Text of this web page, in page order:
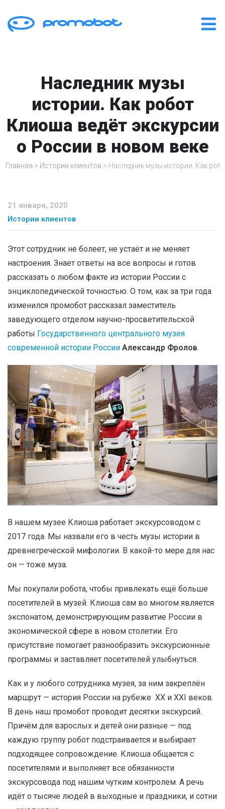
Наследник музы
истории. Как робот
Клиоша ведёт экскурсии
о России в новом веке
Главная > Истории клиентов > Наследник музы истории. Как
21 января, 2020
Истории клиентов
Этот сотрудник не болеет, не устаёт и не меняет
настроения. Знает ответы на все вопросы и готов
рассказать о любом факте из истории России с
энциклопедической точностью. О том, как за три года
изменился промобот рассказал заместитель
заведующего отделом научно-просветительской
работы Государственного центрального музея
современной истории России Александр Фролов.
В нашем музее Клиоша работает экскурсоводом с
2017 года. Мы назвали его в честь музы истории в
древнегреческой мифологии. В какой-то мере для нас
он — тоже муза.
Мы покупали робота, чтобы привлекать ещё больше
посетителей в музей. Клиоша сам во многом является
экспонатом, демонстрирующим развитие России в
экономической сфере в новом столетии. Его
присутствие помогает разнообразить экскурсионные
программы и заставляет посетителей улыбнуться.
Как и у любого сотрудника музея, за ним закреплён
маршрут — история России на рубеже XX и XXI веков.
В день наш промобот проводит десятки экскурсий.
Причём для взрослых и детей они разные — под
каждую группу робот подстраивается и выбирает
подходящее сопровождение. Клиоша общается с
посетителями и выполняет все обязанности
экскурсовода под нашим чутким контролем. А речь
идёт о тысяче людей в выходные и праздники, и сотни